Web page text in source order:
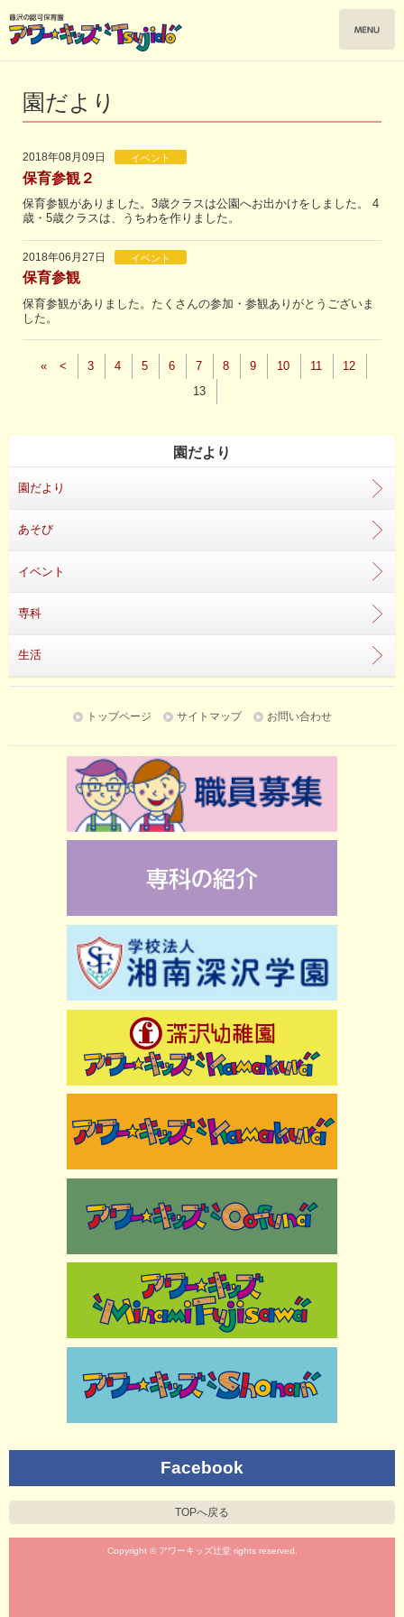
園だより
2018年08月09日 イベント
保育参観２
保育参観がありました。3歳クラスは公園へお出かけをしました。 4
歳・5歳クラスは、うちわを作りました。
2018年06月27日 イベント
保育参観
保育参観がありました。たくさんの参加・参観ありがとうございま
した。
« < 3 4 5 6 7 8 9 10 11
12
13
園だより
園だより
あそび
イベント
専科
生活
トップページ サイトマップ お問い合わせ
Facebook
TOPへ戻る
Copyright © アワーキッズ辻堂 rights reserved.